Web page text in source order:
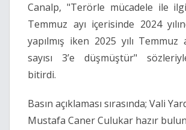
Canalp, "Terörle mücadele ile
Temmuz ayı içerisinde 2024
yapılmış iken 2025 yılı Temmuz
sayısı 3’e düşmüştür"
bitirdi.
Basın açıklaması sırasında; Vali
Mustafa Caner Culukar hazır